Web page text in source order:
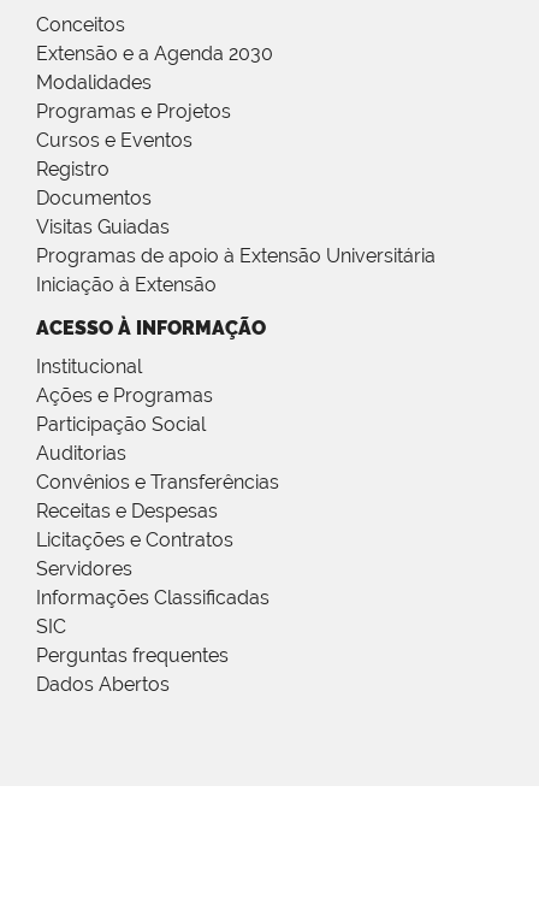
Conceitos
Extensão e a Agenda 2030
Modalidades
Programas e Projetos
Cursos e Eventos
Registro
Documentos
Visitas Guiadas
Programas de apoio à Extensão Universitária
Iniciação à Extensão
ACESSO À INFORMAÇÃO
Institucional
Ações e Programas
Participação Social
Auditorias
Convênios e Transferências
Receitas e Despesas
Licitações e Contratos
Servidores
Informações Classificadas
SIC
Perguntas frequentes
Dados Abertos